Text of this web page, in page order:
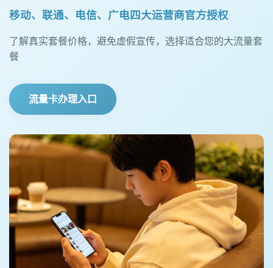
移动、联通、电信、广电四大运营商官方授权
了解真实套餐价格，避免虚假宣传，选择适合您的大流量套
餐
流量卡办理入口